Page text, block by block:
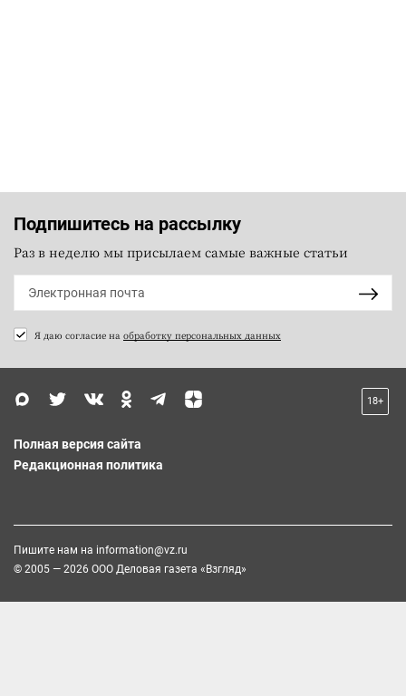
Подпишитесь на рассылку
Раз в неделю мы присылаем самые важные статьи
Я даю согласие на обработку персональных данных
18+
Полная версия сайта
Редакционная политика
Пишите нам на information@vz.ru
© 2005 — 2026 ООО Деловая газета «Взгляд»